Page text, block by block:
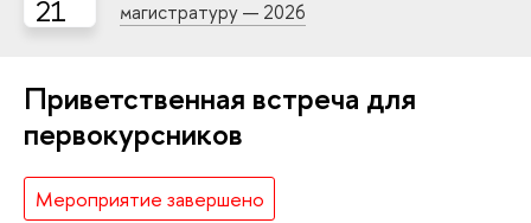
21
магистратуру — 2026
Приветственная встреча для
первокурсников
Мероприятие завершено